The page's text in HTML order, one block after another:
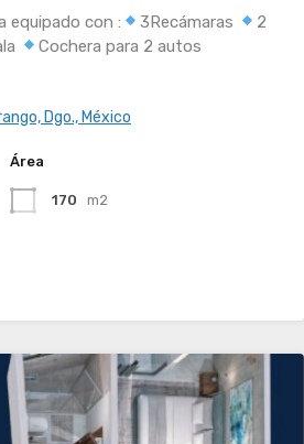
equipado con : 3Recámaras
2
Cochera para 2 autos
Dgo., México
Área
170 m2